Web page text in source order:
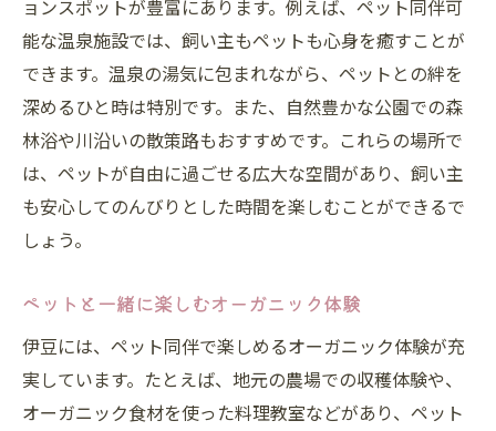
ョンスポットが豊富にあります。例えば、ペット同伴可
能な温泉施設では、飼い主もペットも心身を癒すことが
できます。温泉の湯気に包まれながら、ペットとの絆を
深めるひと時は特別です。また、自然豊かな公園での森
林浴や川沿いの散策路もおすすめです。これらの場所で
は、ペットが自由に過ごせる広大な空間があり、飼い主
も安心してのんびりとした時間を楽しむことができるで
しょう。
ペットと一緒に楽しむオーガニック体験
伊豆には、ペット同伴で楽しめるオーガニック体験が充
実しています。たとえば、地元の農場での収穫体験や、
オーガニック食材を使った料理教室などがあり、ペット